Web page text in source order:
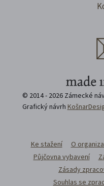
© 2014 - 2026 Zámecké
Grafický návrh
Ke stažení O
Půjčovna vybavení
Zásady
Souhlas se